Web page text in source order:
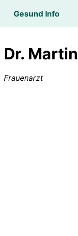
Gesund Info
Dr.
Frauenarzt